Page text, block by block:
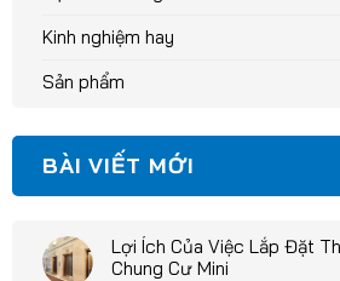
Kinh nghiệm hay
Sản phẩm
BÀI VIẾT MỚI
Lợi Ích Của Việc Lắp Đặt
Chung Cư Mini